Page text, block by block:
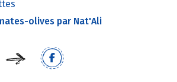
olives par Nat'Ali